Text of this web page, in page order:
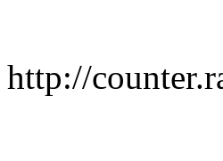
http://